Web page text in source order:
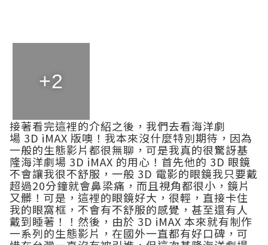
+2
接著看完這裡的介紹之後，我們去看海洋劇
場 3D iMAX 版噢！我本來沒什麼特別期待，因為
一般的生態影片都很無聊，可是我真的很驚訝基
隆海洋劇場 3D iMAX 的用心！首先他的 3D 眼鏡
不會讓我很不舒服，一般 3D 電影的眼鏡我只要戴
超過20分鐘就會鼻梁痛，而且視角都很小，鏡片
又髒！可是，這裡的眼鏡好大，很輕，直接卡住
我的眼窩框，不會有不舒服的感覺，甚至還有人
戴到睡著！！然後，由於 3D iMAX 本來就有制作
一系列的生態影片，在國外一直都有好口碑，可